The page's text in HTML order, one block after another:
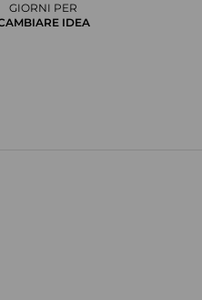
GIORNI PER
IDEA